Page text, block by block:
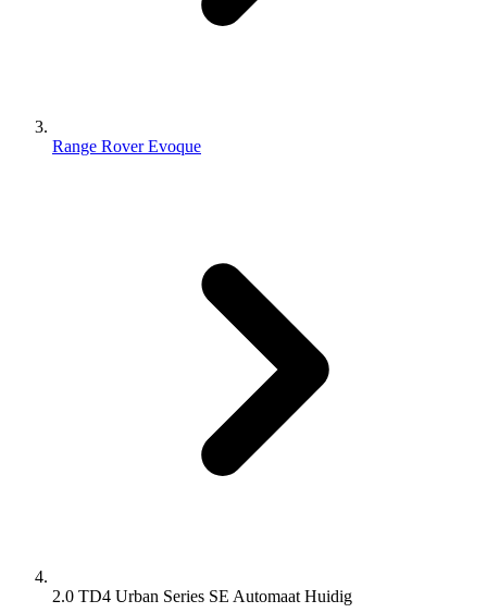
Range Rover Evoque
2.0 TD4 Urban Series SE Automaat Huidig